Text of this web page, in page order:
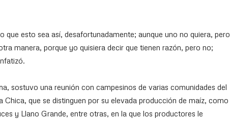
que esto sea así, desafortunadamente; aunque uno no quiera, pero
manera, porque yo quisiera decir que tienen razón, pero no;
sostuvo una reunión con campesinos de varias comunidades del
que se distinguen por su elevada producción de maíz, como
y Llano Grande, entre otras, en la que los productores le